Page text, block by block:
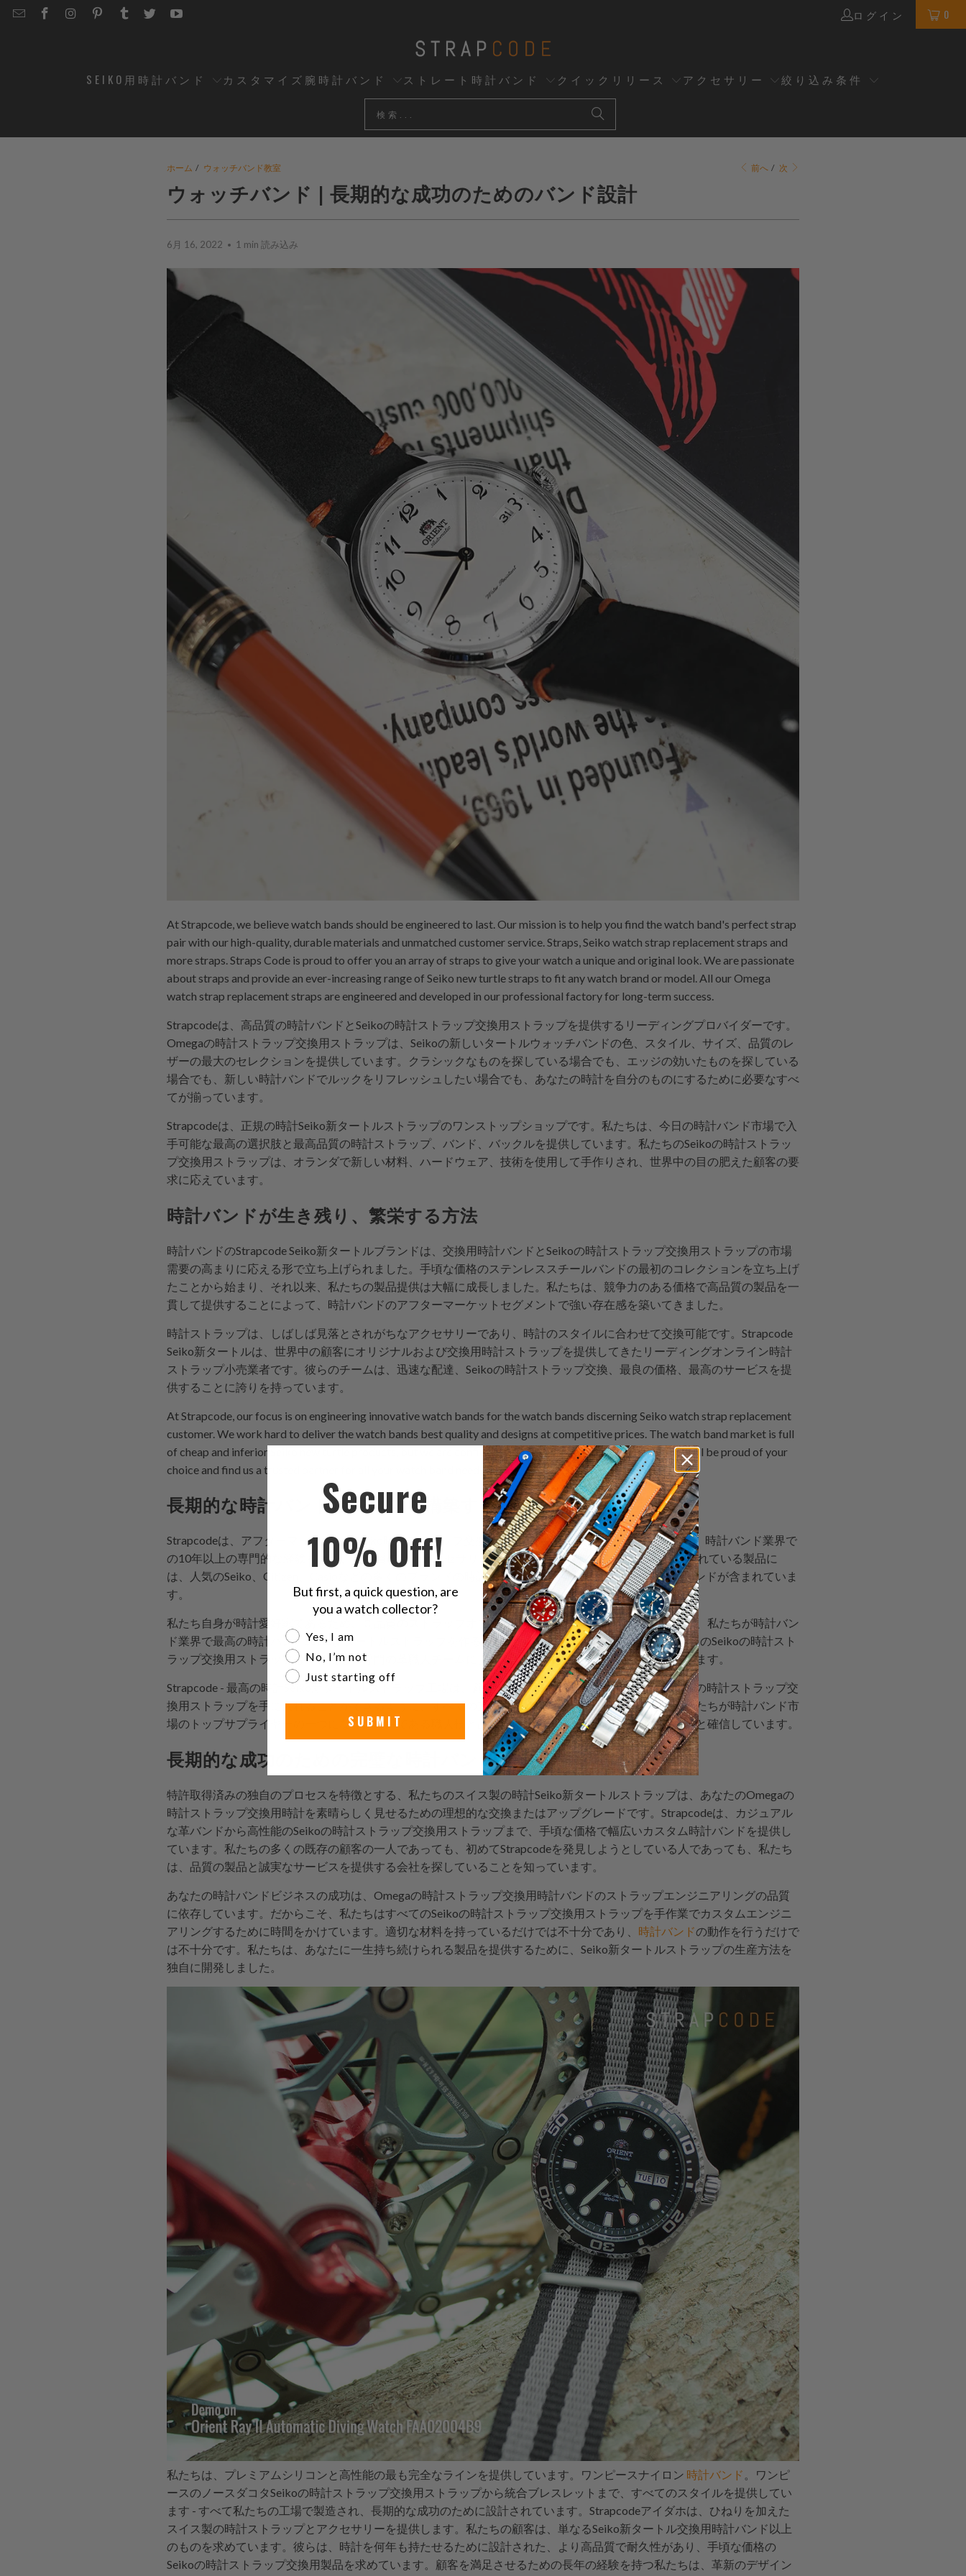
EMAILSTRAPCODE
STRAPCODE
STRAPCODE
STRAPCODE
STRAPCODE
STRAPCODE
ログイン 0
SEIKO用時計バンド カスタマイズ腕時計バンド ストレート時計バンド クイックリリース アクセサリー 絞り込み条件
ホーム / ウォッチバンド教室 前へ / 次
ウォッチバンド | 長期的な成功のためのバンド設計
6月 16, 2022 1 min 読み込み
At Strapcode, we believe watch bands should be engineered to last. Our mission is to help you find the watch band's perfect strap
pair with our high-quality, durable materials and unmatched customer service. Straps, Seiko watch strap replacement straps and
more straps. Straps Code is proud to offer you an array of straps to give your watch a unique and original look. We are passionate
about straps and provide an ever-increasing range of Seiko new turtle straps to fit any watch brand or model. All our Omega
watch strap replacement straps are engineered and developed in our professional factory for long-term success.
Strapcodeは、高品質の時計バンドとSeikoの時計ストラップ交換用ストラップを提供するリーディングプロバイダーです。
Omegaの時計ストラップ交換用ストラップは、Seikoの新しいタートルウォッチバンドの色、スタイル、サイズ、品質のレ
ザーの最大のセレクションを提供しています。クラシックなものを探している場合でも、エッジの効いたものを探している
場合でも、新しい時計バンドでルックをリフレッシュしたい場合でも、あなたの時計を自分のものにするために必要なすべ
てが揃っています。
Strapcodeは、正規の時計Seiko新タートルストラップのワンストップショップです。私たちは、今日の時計バンド市場で入
手可能な最高の選択肢と最高品質の時計ストラップ、バンド、バックルを提供しています。私たちのSeikoの時計ストラッ
プ交換用ストラップは、オランダで新しい材料、ハードウェア、技術を使用して手作りされ、世界中の目の肥えた顧客の要
求に応えています。
時計バンドが生き残り、繁栄する方法
時計バンドのStrapcode Seiko新タートルブランドは、交換用時計バンドとSeikoの時計ストラップ交換用ストラップの市場
需要の高まりに応える形で立ち上げられました。手頃な価格のステンレススチールバンドの最初のコレクションを立ち上げ
たことから始まり、それ以来、私たちの製品提供は大幅に成長しました。私たちは、競争力のある価格で高品質の製品を一
貫して提供することによって、時計バンドのアフターマーケットセグメントで強い存在感を築いてきました。
時計ストラップは、しばしば見落とされがちなアクセサリーであり、時計のスタイルに合わせて交換可能です。Strapcode
Seiko新タートルは、世界中の顧客にオリジナルおよび交換用時計ストラップを提供してきたリーディングオンライン時計
ストラップ小売業者です。彼らのチームは、迅速な配達、Seikoの時計ストラップ交換、最良の価格、最高のサービスを提
供することに誇りを持っています。
At Strapcode, our focus is on engineering innovative watch bands for the watch bands discerning Seiko watch strap replacement
customer. We work hard to deliver the watch bands best quality and designs at competitive prices. The watch band market is full
of cheap and inferior Seiko new turtle products, but we are confident that when you choose strapcode, you will be proud of your
choice and find us a trusted partner for all your watch band needs.
長期的な時計バンドビジネスを構築するために必要な習慣
Strapcodeは、アフターマーケットのSeiko時計ストラップ交換用ストラップとバンドのリーダーであり、時計バンド業界で
の10年以上の専門的な経験を持ち、高品質の時計アクセサリーの作成を専門としています。現在提供されている製品に
は、人気のSeiko、Citizen、Casioなどの多くのブランドの時計用のゴム、革、ナイロンの交換用時計バンドが含まれていま
す。
私たち自身が時計愛好家であるため、高品質のストラップオプションの重要性を知っています。これが、私たちが時計バン
ド業界で最高の時計バンドSeiko新タートルストラップを作ることにコミットしている理由です。すべてのSeikoの時計スト
ラップ交換用ストラップは、私たちの専門の革職人チームによって情熱と注意を持って手作りされています。
Strapcode - 最高の時計Seiko新タートルストラップ工場は、顧客がこれまでに所有した中で最高のSeikoの時計ストラップ交
換用ストラップを手に入れることができるように、すべての詳細に焦点を当てています。私たちは、私たちが時計バンド市
場のトップサプライヤーの一つになった理由である職人技と品質管理のレベルを体験することができると確信しています。
長期的な成功のための完璧な時計バンドを設計する
特許取得済みの独自のプロセスを特徴とする、私たちのスイス製の時計Seiko新タートルストラップは、あなたのOmegaの
時計ストラップ交換用時計を素晴らしく見せるための理想的な交換またはアップグレードです。Strapcodeは、カジュアル
な革バンドから高性能のSeikoの時計ストラップ交換用ストラップまで、手頃な価格で幅広いカスタム時計バンドを提供し
ています。私たちの多くの既存の顧客の一人であっても、初めてStrapcodeを発見しようとしている人であっても、私たち
は、品質の製品と誠実なサービスを提供する会社を探していることを知っています。
あなたの時計バンドビジネスの成功は、Omegaの時計ストラップ交換用時計バンドのストラップエンジニアリングの品質
に依存しています。だからこそ、私たちはすべてのSeikoの時計ストラップ交換用ストラップを手作業でカスタムエンジニ
アリングするために時間をかけています。適切な材料を持っているだけでは不十分であり、 時計バンドの動作を行うだけで
は不十分です。私たちは、あなたに一生持ち続けられる製品を提供するために、Seiko新タートルストラップの生産方法を
独自に開発しました。
私たちは、プレミアムシリコンと高性能の最も完全なラインを提供しています。 ワンピースナイロン 時計バンド 。ワンピ
ースのノースダコタSeikoの時計ストラップ交換用ストラップから統合ブレスレットまで、すべてのスタイルを提供してい
ます - すべて私たちの工場で製造され、長期的な成功のために設計されています。Strapcodeアイダホは、ひねりを加えた
スイス製の時計ストラップとアクセサリーを提供します。私たちの顧客は、単なるSeiko新タートル交換用時計バンド以上
のものを求めています。彼らは、時計を何年も持たせるために設計された、より高品質で耐久性があり、手頃な価格の
Seikoの時計ストラップ交換用製品を求めています。顧客を満足させるための長年の経験を持つ私たちは、革新のデザイン
Secure
10% Off!
But first, a quick question, are
you a watch collector?
Are you a watch collector?
Yes, I am
No, I’m not
Just starting off
SUBMIT